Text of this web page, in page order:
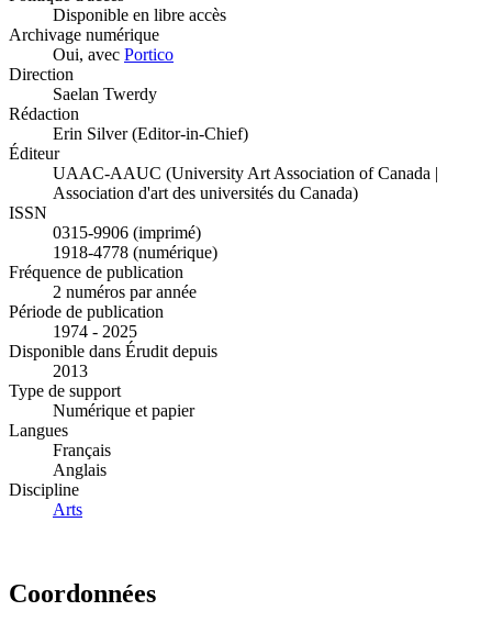
Disponible en libre accès
Archivage numérique
Oui, avec Portico
Direction
Saelan Twerdy
Rédaction
Erin Silver (Editor-in-Chief)
Éditeur
UAAC-AAUC (University Art Association of Canada |
Association d'art des universités du Canada)
ISSN
0315-9906 (imprimé)
1918-4778 (numérique)
Fréquence de publication
2 numéros par année
Période de publication
1974 - 2025
Disponible dans Érudit depuis
2013
Type de support
Numérique et papier
Langues
Français
Anglais
Discipline
Arts
Coordonnées